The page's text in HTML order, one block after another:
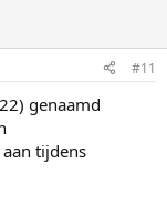
#11
genaamd
tijdens